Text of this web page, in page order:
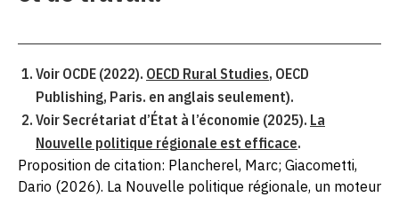
Voir OCDE (2022). OECD Rural Studies, OECD
Publishing, Paris. en anglais seulement).
Voir Secrétariat d’État à l’économie (2025). La
Nouvelle politique régionale est efficace.
Proposition de citation: Plancherel, Marc; Giacometti,
Dario (2026). La Nouvelle politique régionale, un moteur